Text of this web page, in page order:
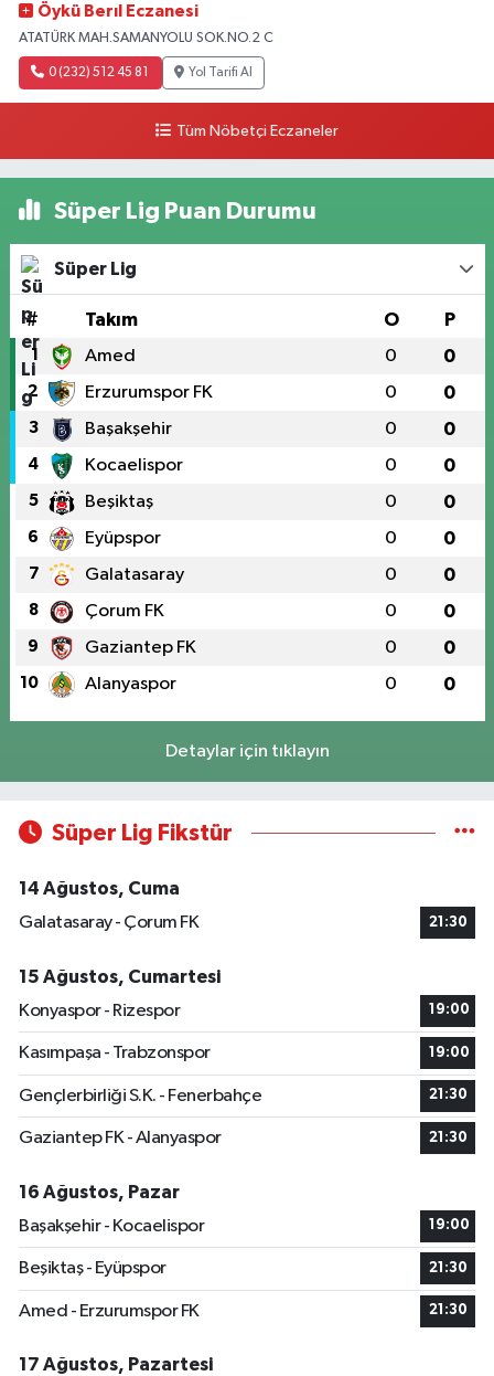
Öykü Berıl Eczanesi
ATATÜRK MAH.SAMANYOLU SOK.NO.2 C
0 (232) 512 45 81 Yol Tarifi Al
Tüm Nöbetçi Eczaneler
Süper Lig Puan Durumu
Süper Lig
# Takım O P
1 Amed 0 0
2 Erzurumspor FK 0 0
3 Başakşehir 0 0
4 Kocaelispor 0 0
5 Beşiktaş 0 0
6 Eyüpspor 0 0
7 Galatasaray 0 0
8 Çorum FK 0 0
9 Gaziantep FK 0 0
10 Alanyaspor 0 0
Detaylar için tıklayın
Süper Lig Fikstür
14 Ağustos, Cuma
Galatasaray - Çorum FK
21:30
15 Ağustos, Cumartesi
Konyaspor - Rizespor
19:00
Kasımpaşa - Trabzonspor 19:00
Gençlerbirliği S.K. - Fenerbahçe 21:30
Gaziantep FK - Alanyaspor 21:30
16 Ağustos, Pazar
Başakşehir - Kocaelispor
19:00
Beşiktaş - Eyüpspor 21:30
Amed - Erzurumspor FK 21:30
17 Ağustos, Pazartesi